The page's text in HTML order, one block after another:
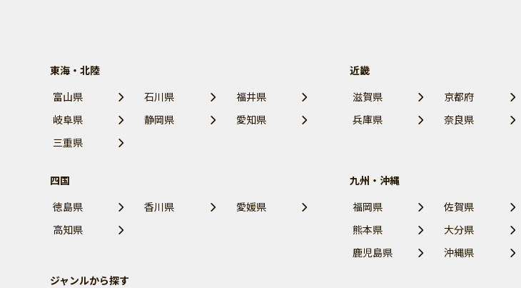
東海・北陸
富山県
石川県
福井県
岐阜県
静岡県
愛知県
三重県
近畿
滋賀県
京都府
兵庫県
奈良県
四国
徳島県
香川県
愛媛県
高知県
九州・沖縄
福岡県
佐賀県
熊本県
大分県
鹿児島県
沖縄県
ジャンルから探す